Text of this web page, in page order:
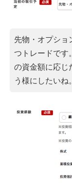
先物・オプショ
つトレードです
の資金額に応じ
う様にしたいね。